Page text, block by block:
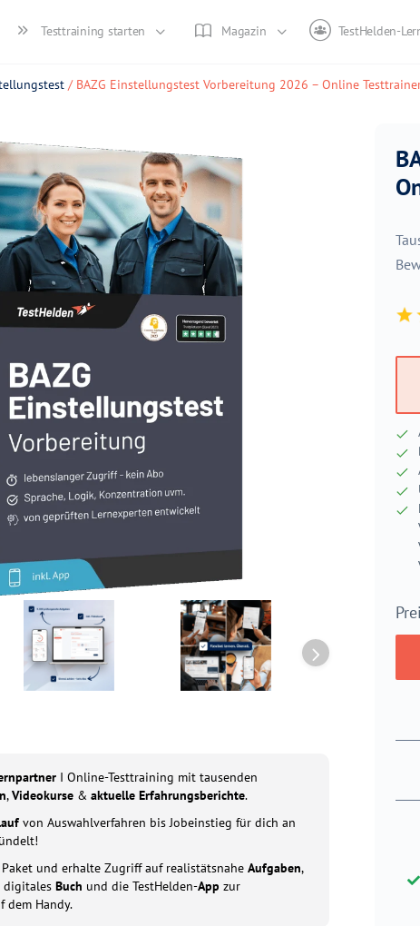
Testtraining starten Magazin TestHelden-
/ BAZG Einstellungstest Vorbereitung 2026 – Online
I Online-Testtraining mit tausenden
,Videokurse& aktuelle Erfahrungsberichte.
von Auswahlverfahren bis Jobeinstieg für dich an
und erhalte Zugriff auf realistätsnahe Aufgaben,
digitalesBuch und die TestHelden-App zur
dem Handy.